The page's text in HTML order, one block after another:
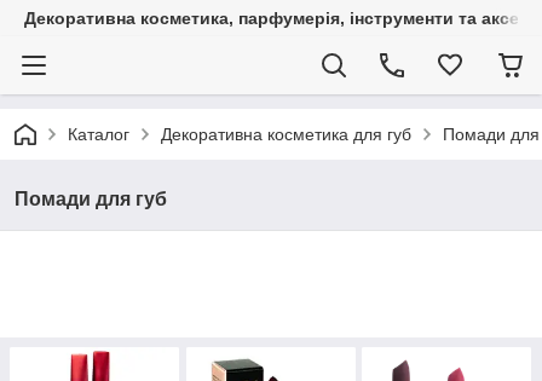
Декоративна косметика, парфумерія, інструменти та
Каталог Декоративна косметика для губ Помади для
Помади для губ